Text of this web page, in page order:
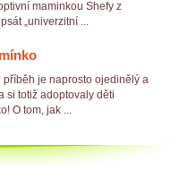
maminkou Shefy z
„univerzitní ...
příběh je naprosto ojedinělý a
si totiž adoptovaly děti
O tom, jak ...